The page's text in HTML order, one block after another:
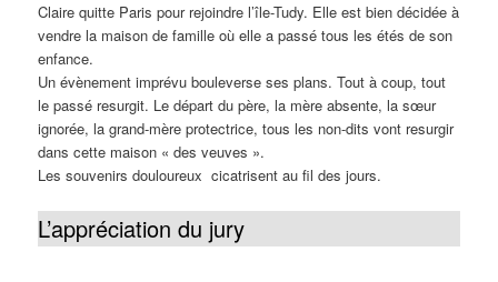
Claire quitte Paris pour rejoindre l’île-Tudy. Elle est bien décidée à
vendre la maison de famille où elle a passé tous les étés de son
enfance.
Un évènement imprévu bouleverse ses plans. Tout à coup, tout
le passé resurgit. Le départ du père, la mère absente, la sœur
ignorée, la grand-mère protectrice, tous les non-dits vont resurgir
dans cette maison « des veuves ».
Les souvenirs douloureux cicatrisent au fil des jours.
L’appréciation du jury